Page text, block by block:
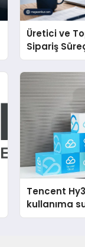
Üretici ve
Sipariş
Yönetmeli?
Tencent
kullanıma